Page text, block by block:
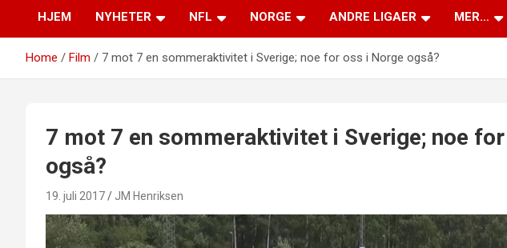
HJEM NYHETER NFL NORGE ANDRE LIGAER MER…
Home Film 7 mot 7 en sommeraktivitet i Sverige; noe for oss i Norge også?
7 mot 7 en sommeraktivitet i Sverige; noe
også?
19. juli 2017 JM Henriksen